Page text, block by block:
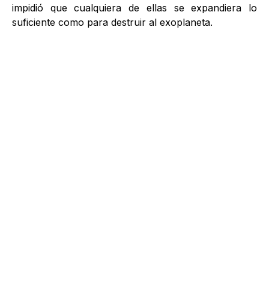
impidió que cualquiera de ellas se expandiera lo
suficiente como para destruir al exoplaneta.